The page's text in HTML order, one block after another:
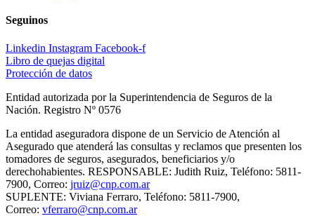
Seguinos
Linkedin Instagram Facebook-f
Libro de quejas digital
Protección de datos
Entidad autorizada por la Superintendencia de Seguros de la
Nación. Registro Nº 0576
La entidad aseguradora dispone de un Servicio de Atención al
Asegurado que atenderá las consultas y reclamos que presenten los
tomadores de seguros, asegurados, beneficiarios y/o
derechohabientes. RESPONSABLE: Judith Ruiz, Teléfono: 5811-
7900, Correo: jruiz@cnp.com.ar
SUPLENTE: Viviana Ferraro, Teléfono: 5811-7900,
Correo: vferraro@cnp.com.ar